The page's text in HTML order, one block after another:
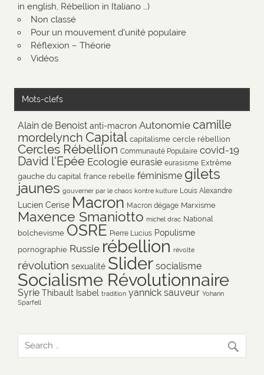
in english, Rébellion in Italiano …)
Non classé
Pour un mouvement d'unité populaire
Réflexion – Théorie
Vidéos
Mots-clefs
Alain de Benoist anti-macron Autonomie camille
mordelynch Capital capitalisme cercle rébellion
Cercles Rébellion Communauté Populaire covid-19
David l'Epée Ecologie eurasie eurasisme Extrême
gauche du capital france rebelle féminisme gilets
jaunes gouverner par le chaos kontre kulture Louis Alexandre
Lucien Cerise Macron Macron dégage Marxisme
Maxence Smaniotto michel drac National
bolchevisme OSRE Pierre Lucius Populisme
pornographie Russie rébellion révolte
révolution sexualité Slider socialisme
Socialisme Révolutionnaire
Syrie Thibault Isabel tradition yannick sauveur Yohann
Sparfell